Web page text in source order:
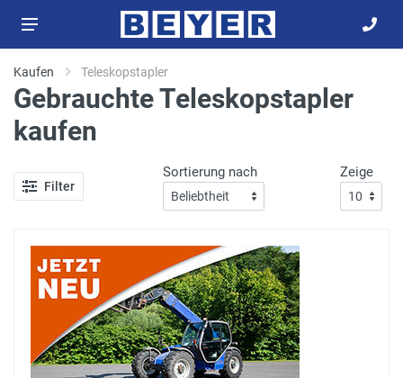
Kaufen Teleskopstapler
Gebrauchte Teleskopstapler
kaufen
Filter
Sortierung nach Zeige